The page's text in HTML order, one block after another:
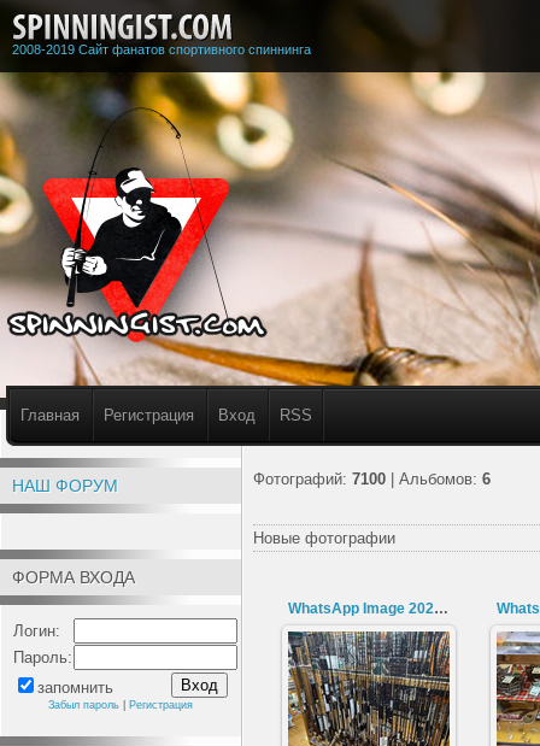
2008-2019 Сайт фанатов спортивного спиннинга
Главная Регистрация Вход RSS
НАШ ФОРУМ
ФОРМА ВХОДА
Логин:
Пароль:
запомнить
Забыл пароль Регистрация
Фотографий: 7100 | Альбомов: 6
Новые фотографии
WhatsApp Image 2026-06-30 at 17.26.58 (1)
30.06.2026
amnesiac